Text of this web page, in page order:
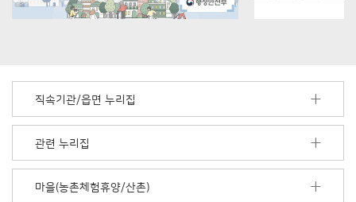
직속기관/읍면 누리집
관련 누리집
마을(농촌체험휴양/산촌)